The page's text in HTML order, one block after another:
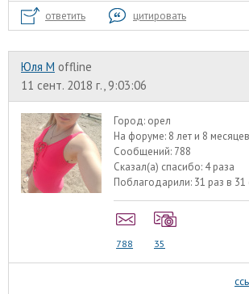
ответить цитировать
Юля М offline
11 сент. 2018 г., 9:03:06
Город: орел
На форуме: 8 лет и 8 месяцев
Сообщений: 788
Сказал(а) спасибо: 4 раза
Поблагодарили: 31 раз в
788 35